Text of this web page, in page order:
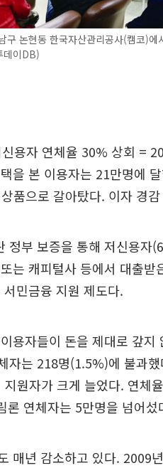
논현동 한국자산관리공사(캠코)에
데이DB)
용자 연체율 30% 상회 =
을 본 이용자는 21만명에
품으로 갈아탔다. 이자 경
정부 보증을 통해 저신용자
는 캐피털사 등에서 대출
민금융 지원 제도다.
용자들이 돈을 제대로 갚
자는 218명(1.5%)에 불과
원자가 크게 늘었다. 연체
론 연체자는 5만명을 넘어섰
매년 감소하고 있다. 2009